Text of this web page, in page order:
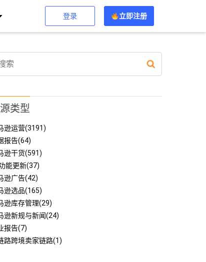
登录 立即注册
类型
逊运营(3191)
报告(64)
逊干货(591)
能更新(37)
逊广告(42)
逊选品(165)
逊库存管理(29)
逊新规与新闻(24)
报告(7)
路跨境卖家链路(1)